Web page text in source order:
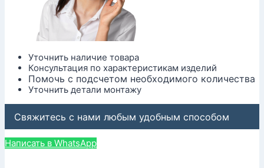
Уточнить наличие товара
Консультация по характеристикам изделий
Помочь с подсчетом необходимого количества
Уточнить детали монтажу
Свяжитесь с нами любым удобным способом
Написать в WhatsApp